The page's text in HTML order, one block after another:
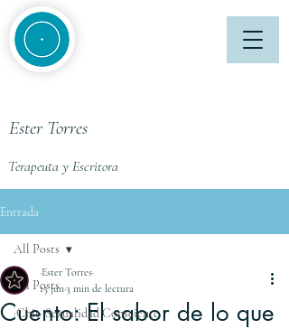
Terapeuta y Escritora
Ester Torres
Entrada
All Posts
·Chit· Sexualidad Consciente
All Posts
Cuento: El sabor de lo que
·Ester Torres·
15 jun3 min de lectura